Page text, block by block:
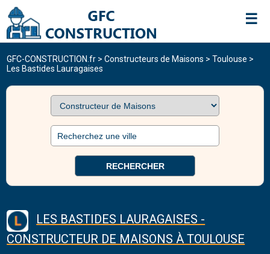
☰
CONSTRUCTEURS DE MAISONS
GFC-CONSTRUCTION.fr >Constructeurs de Maisons >Toulouse >
Les Bastides Lauragaises
RECHERCHER
LES BASTIDES LAURAGAISES -
CONSTRUCTEUR DE MAISONS À TOULOUSE